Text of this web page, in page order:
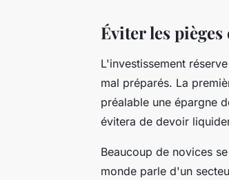
Éviter les
L'investissement
mal préparés. La
préalable une épargne
évitera de devoir
Beaucoup de novices
monde parle d'un